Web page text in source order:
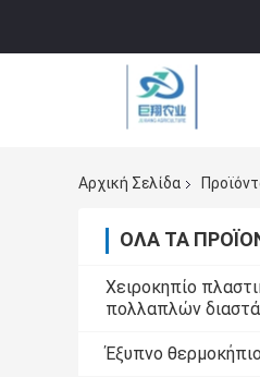
Αρχική Σελίδα
ΌΛΑ ΤΑ
Χειροκηπίο
πολλαπλών
Έξυπνο